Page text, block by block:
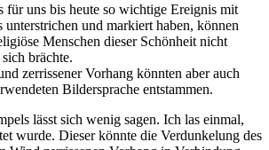
für uns bis heute so wichtige Ereignis mit
unterstrichen und markiert haben, können
Menschen dieser Schönheit nicht
brächte.
zerrissener Vorhang könnten aber auch
Bildersprache entstammen.
lässt sich wenig sagen. Ich las einmal,
wurde. Dieser könnte die Verdunkelung des